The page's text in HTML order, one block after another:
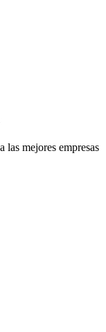
las mejores empresas